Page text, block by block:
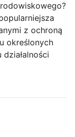
z ochroną
określonych